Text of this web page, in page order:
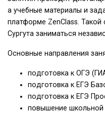
а учебные материалы и
платформе ZenClass.
Сургута заниматься
Основные направления
подготовка к ОГЭ
подготовка к ЕГЭ
подготовка к ЕГЭ
повышение школьной